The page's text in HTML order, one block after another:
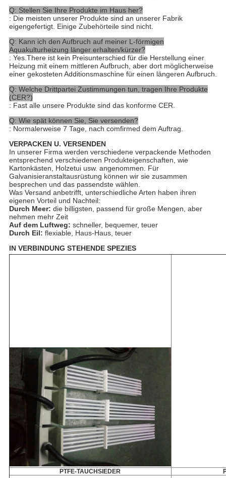
Q: Stellen Sie Ihre Produkte im Haus her?
: Die meisten unserer Produkte sind an unserer Fabrik
eigengefertigt. Einige Zubehörteile sind nicht.
Q: Kann ich den Aufbruch auf meiner L-förmigen
Aquakulturheizung länger erhalten/kürzer?
: Yes.There ist kein Preisunterschied für die Herstellung einer
Heizung mit einem mittleren Aufbruch, aber dort möglicherweise
einer gekosteten Additionsmaschine für einen längeren Aufbruch.
Q: Welche Drittpartei Zustimmungen tun, tragen Ihre Produkte
(CER?)
: Fast alle unsere Produkte sind das konforme CER.
Q: Wie spät können Sie, Sie versenden?
: Normalerweise 7 Tage, nach comfirmed dem Auftrag.
VERPACKEN U. VERSENDEN
In unserer Firma werden verschiedene verpackende Methoden
entsprechend verschiedenen Produkteigenschaften, wie
Kartonkästen, Holzetui usw. angenommen. Für
Galvanisieranstaltausrüstung können wir sie zusammen
besprechen und das passendste wählen.
Was Versand anbetrifft, unterschiedliche Arten haben ihren
eigenen Vorteil und Nachteil:
Durch Meer: die billigsten, passend für große Mengen, aber
nehmen mehr Zeit
Auf dem Luftweg: schneller, bequemer, teuer
Durch Eil: flexiable, Haus-Haus, teuer
IN VERBINDUNG STEHENDE SPEZIES
PTFE-TAUCHSIEDER